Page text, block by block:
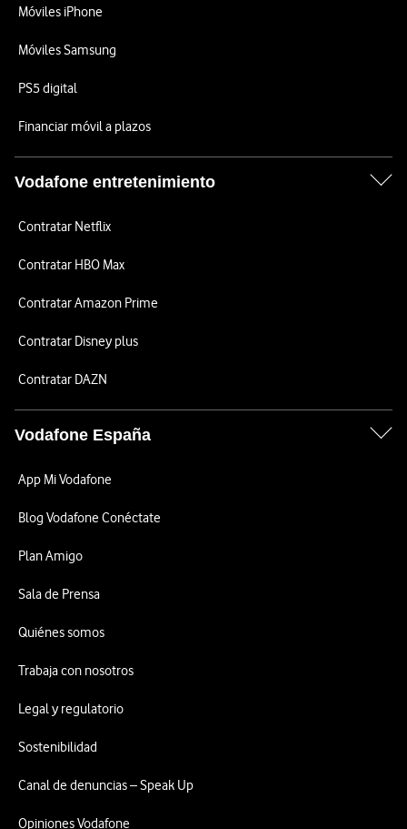
Móviles iPhone
Móviles Samsung
PS5 digital
Financiar móvil a plazos
Vodafone entretenimiento
Contratar Netflix
Contratar HBO Max
Contratar Amazon Prime
Contratar Disney plus
Contratar DAZN
Vodafone España
App Mi Vodafone
Blog Vodafone Conéctate
Plan Amigo
Sala de Prensa
Quiénes somos
Trabaja con nosotros
Legal y regulatorio
Sostenibilidad
Canal de denuncias – Speak Up
Opiniones Vodafone